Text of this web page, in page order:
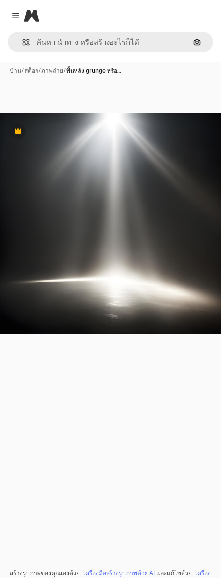
Close menu
Magnific
ค้นหา
บ้าน/สต็อก/ภาพถ่าย/พื้นหลัง grunge พร้อ…
พรีเมี่ยม
สร้างรูปภาพของคุณเองด้วย เครื่องมือสร้างรูปภาพด้วย AI และแก้ไขด้วย เครื่อง